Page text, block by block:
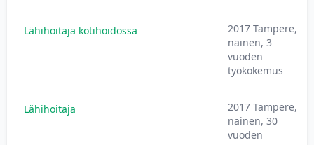
Lähihoitaja kotihoidossa
2017 Tampere,
nainen, 3
vuoden
työkokemus
Lähihoitaja
2017 Tampere,
nainen, 30
vuoden